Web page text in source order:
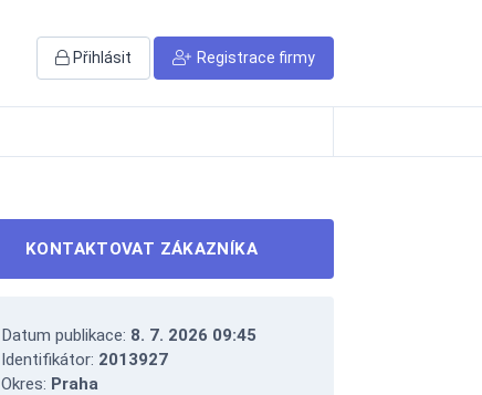
Přihlásit Registrace firmy
KONTAKTOVAT ZÁKAZNÍKA
Datum publikace: 8. 7. 2026 09:45
Identifikátor: 2013927
Okres: Praha